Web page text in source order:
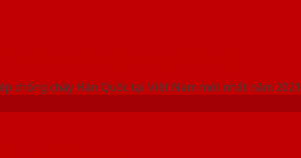
chống cháy Hàn Quốc tại Việt Nam mới nhất năm 2021